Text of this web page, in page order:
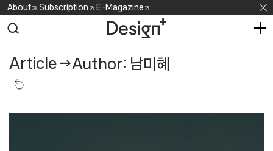
Skip
content
About Subscription E-Magazine
Article →Author: 남미혜